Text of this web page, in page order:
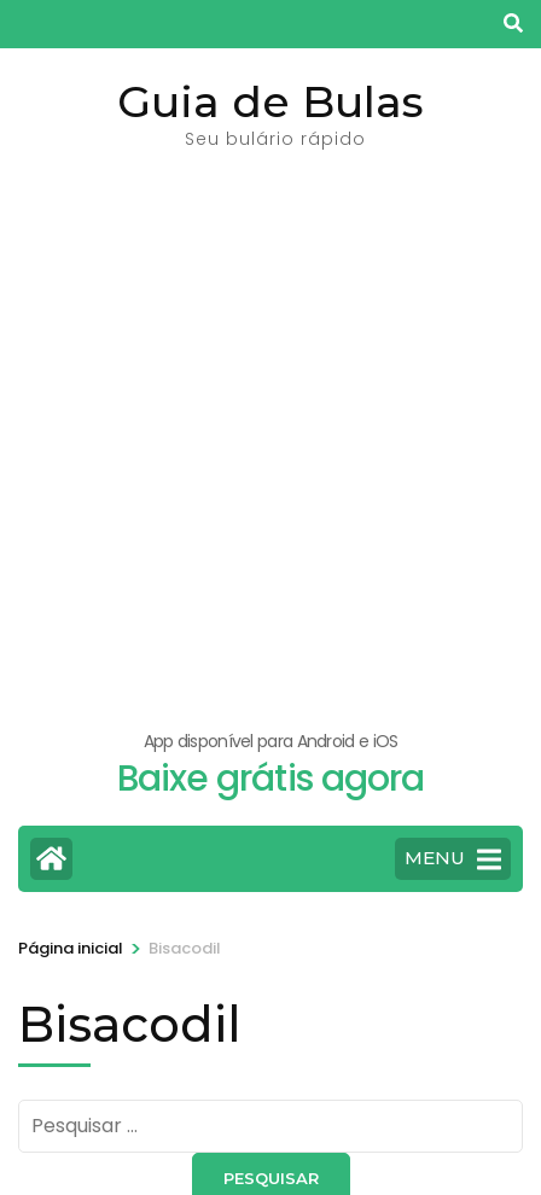
para
Guia de Bulas
Seu bulário rápido
App disponível para Android e iOS
Baixe grátis agora
MENU
Página inicial > Bisacodil
Bisacodil
Pesquisar
por: